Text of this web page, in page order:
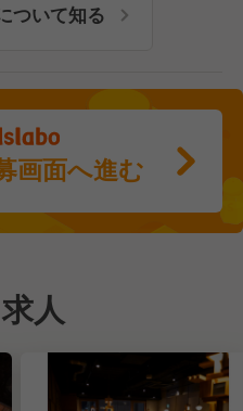
ついて知る
画面へ進む
人